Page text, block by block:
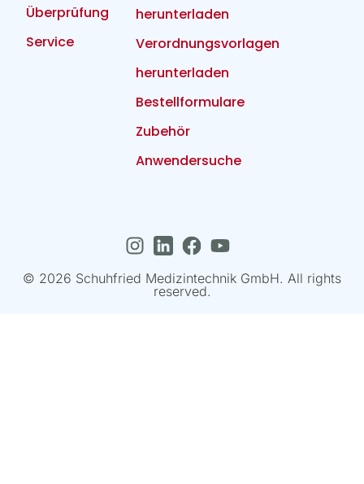
Überprüfung
Service
herunterladen
Verordnungsvorlagen
herunterladen
Bestellformulare
Zubehör
Anwendersuche
© 2026 Schuhfried Medizintechnik GmbH. All rights
reserved.